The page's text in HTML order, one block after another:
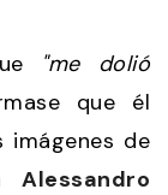
"me dolió
que él
de
Alessandro